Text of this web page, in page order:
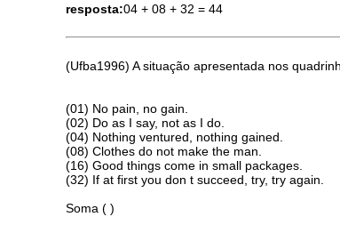
resposta:04 + 08 + 32 = 44
(Ufba1996) A situação apresentada nos
(01) No pain, no gain.
(02) Do as I say, not as I do.
(04) Nothing ventured, nothing gained.
(08) Clothes do not make the man.
(16) Good things come in small packages.
(32) If at first you don t succeed, try, try again.
Soma ( )